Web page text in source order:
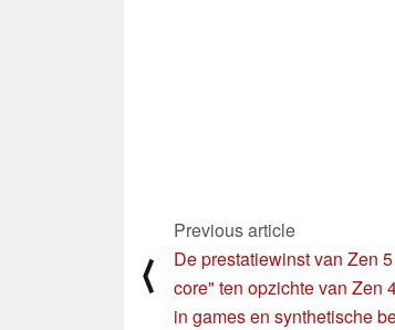
⟨
Previous article
De prestatiewinst van Zen
core" ten opzichte van Zen
in games en synthetische